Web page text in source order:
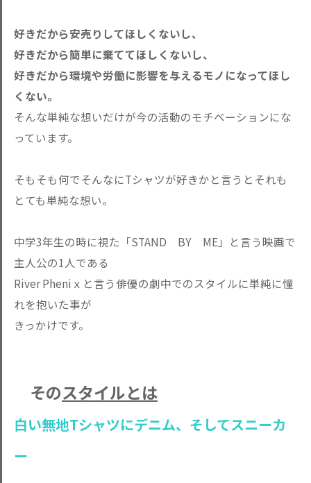
好きだから安売りしてほしくないし、
好きだから簡単に棄ててほしくないし、
好きだから環境や労働に影響を与えるモノになってほし
くない。
そんな単純な想いだけが今の活動のモチベーションにな
っています。
そもそも何でそんなにTシャツが好きかと言うとそれも
とても単純な想い。
中学3年生の時に視た「STAND BY ME」と言う映画で
主人公の1人である
River Pheniｘと言う俳優の劇中でのスタイルに単純に憧
れを抱いた事が
きっかけです。
そのスタイルとは
白い無地Tシャツにデニム、そしてスニーカ
ー